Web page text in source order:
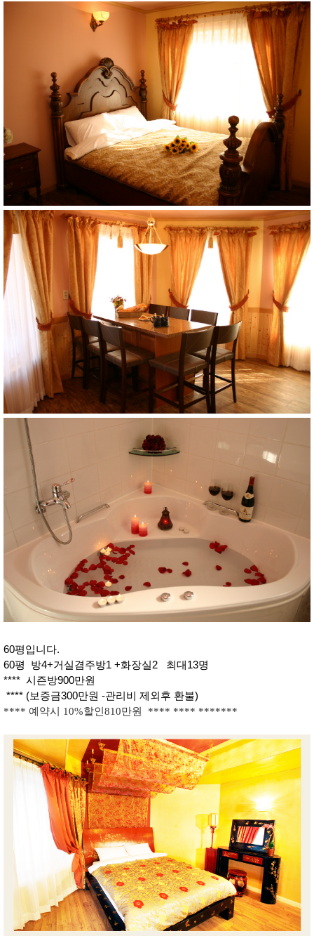
60평입니다.
60평 방4+거실겸주방1 +화장실2 최대13명
**** 시즌방900만원
**** (보증금300만원 -관리비 제외후 환불)
**** 예약시 10%할인810만원 **** **** *******